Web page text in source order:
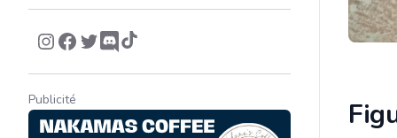
Publicité